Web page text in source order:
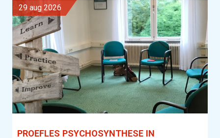
29 aug 2026
PROEFLES PSYCHOSYNTHESE IN